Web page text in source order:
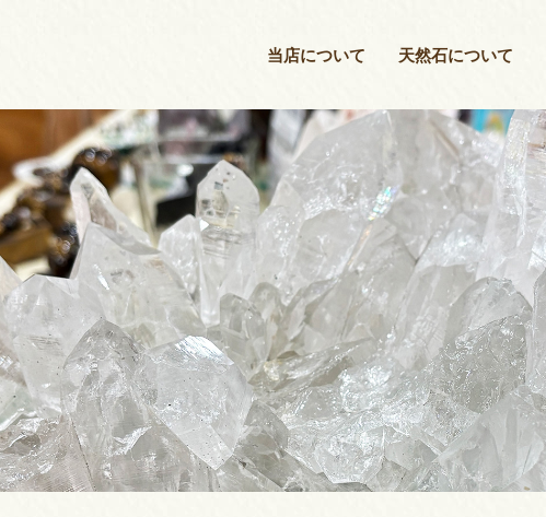
当店について 天然石について
ご購入はこちら
店長紹介
ブログ
お問い合わせ